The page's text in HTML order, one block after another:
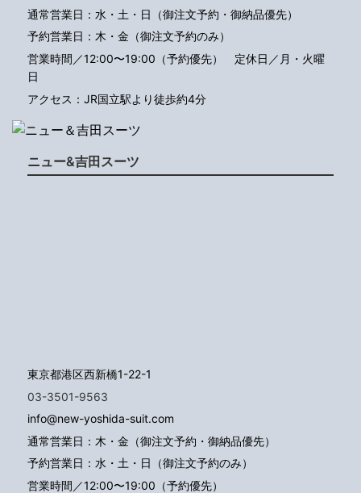
通常営業日：水・土・日（御注文予約・御納品優先）
予約営業日：木・金（御注文予約のみ）
営業時間／12:00〜19:00（予約優先） 定休日／月・火曜
日
アクセス：JR国立駅より徒歩約4分
ニュー&吉田スーツ
東京都港区西新橋1-22-1
03-3501-9563
info@new-yoshida-suit.com
通常営業日：木・金（御注文予約・御納品優先）
予約営業日：水・土・日（御注文予約のみ）
営業時間／12:00〜19:00（予約優先）